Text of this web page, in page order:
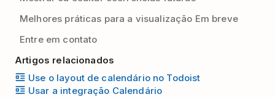
Melhores práticas para a visualização Em breve
Entre em contato
Artigos relacionados
Use o layout de calendário no Todoist
Usar a integração Calendário